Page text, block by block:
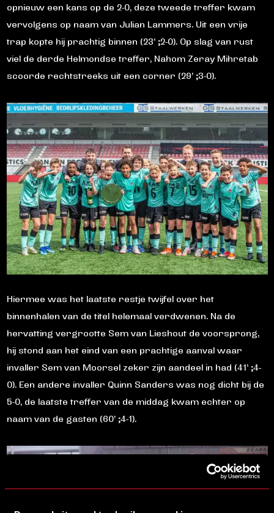
opnieuw een kans op de 2-0, deze tweede treffer kwam
vervolgens op naam van Julian Lammers. Uit een vrije
trap kopte hij prachtig binnen (23’ ;2-0). Op slag van rust
viel de derde Helmondse treffer, Nahom Zeray Mihretab
scoorde rechtstreeks uit een corner (29’ ;3-0).
Hiermee was het laatste restje twijfel over het
binnenhalen van de titel helemaal verdwenen. Na de
hervatting vergrootte Sem van Lieshout de voorsprong,
hij stond aan het eind van een prachtige aanval waar
invaller Sem van Moorsel zeker zijn aandeel in had (41’ ;4-
0). Een andere invaller Quinn Sanders was nog dicht bij de
5-0, de laatste treffer van de middag kwam echter op
naam van de gasten (60’ ;4-1).